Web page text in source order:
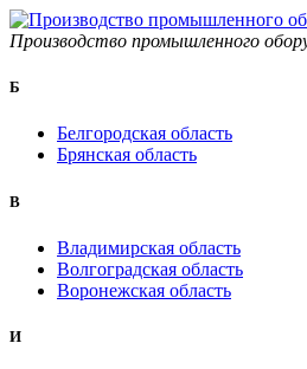
Производство промышленного
Б
Белгородская область
Брянская область
B
Владимирская область
Волгоградская область
Воронежская область
И